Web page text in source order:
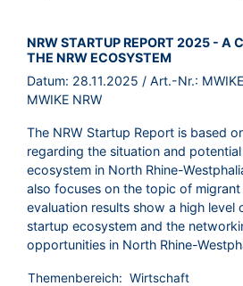
BROSCHÜRE:
NRW STARTUP REPORT 2025 - A
THE NRW ECOSYSTEM
Datum: 28.11.2025 / Art.-Nr.:
MWIKE NRW
The NRW Startup Report is based
regarding the situation and
ecosystem in North Rhine-
also focuses on the topic of
evaluation results show a high
startup ecosystem and the
opportunities in North Rhine-
Themenbereich: Wirtschaft